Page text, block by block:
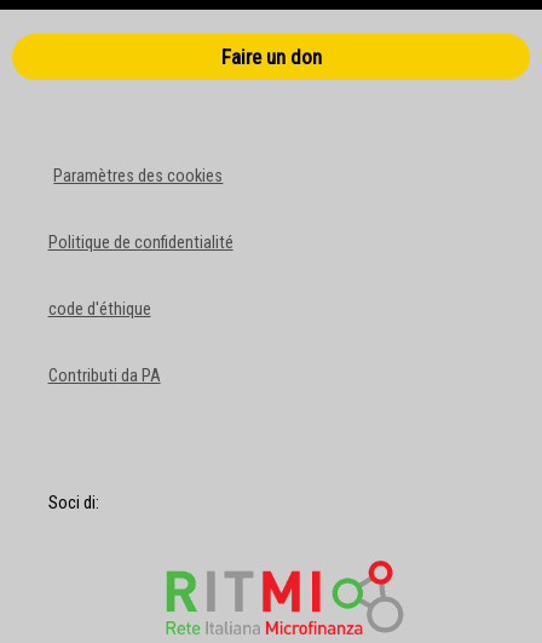
Faire un don
Paramètres des cookies
Politique de confidentialité
code d'éthique
Contributi da PA
Soci di: